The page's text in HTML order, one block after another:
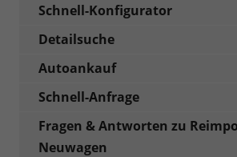
Schnell-Konfigurator
Detailsuche
Autoankauf
Schnell-Anfrage
Fragen & Antworten zu
Neuwagen